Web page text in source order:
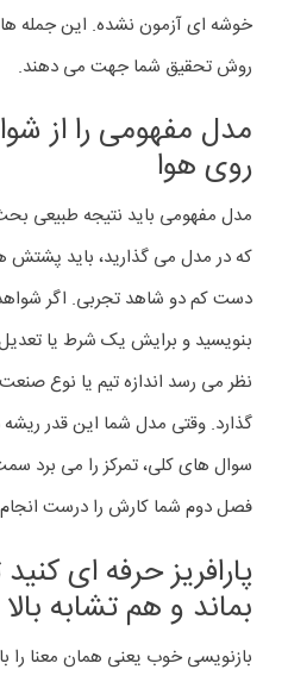
خوشه ای آزمون نشده. این جمله ها
روش تحقیق شما جهت می دهند.
مدل مفهومی را از
روی هوا
مدل مفهومی باید نتیجه طبیعی
که در مدل می گذارید، باید
دست کم دو شاهد تجربی. اگر
بنویسید و برایش یک شرط یا تعدیل
نظر می رسد اندازه تیم یا نوع
گذارد. وقتی مدل شما این قدر ریشه
سوال های کلی، تمرکز را می برد
فصل دوم شما کارش را درست
پارافریز حرفه ای
بماند و هم تشابه
بازنویسی خوب یعنی همان معنا را